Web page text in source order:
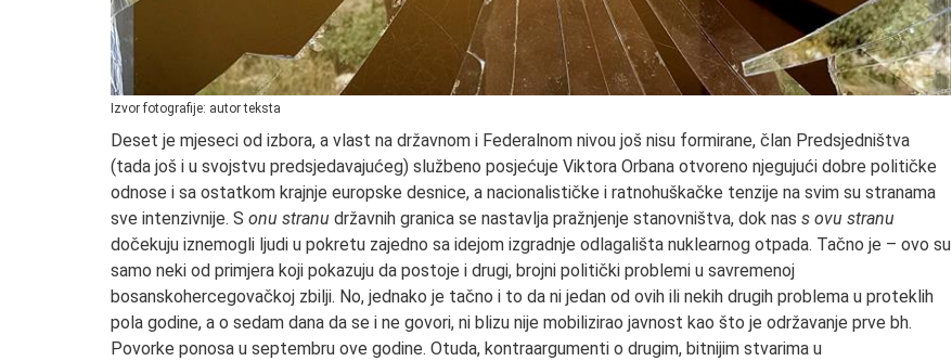
Izvor fotografije: autor teksta
Deset je mjeseci od izbora, a vlast na državnom i Federalnom nivou još nisu formirane, član Predsjedništva
(tada još i u svojstvu predsjedavajućeg) službeno posjećuje Viktora Orbana otvoreno njegujući dobre političke
odnose i sa ostatkom krajnje europske desnice, a nacionalističke i ratnohuškačke tenzije na svim su stranama
sve intenzivnije. S onu stranu državnih granica se nastavlja pražnjenje stanovništva, dok nas s ovu stranu
dočekuju iznemogli ljudi u pokretu zajedno sa idejom izgradnje odlagališta nuklearnog otpada. Tačno je – ovo su
samo neki od primjera koji pokazuju da postoje i drugi, brojni politički problemi u savremenoj
bosanskohercegovačkoj zbilji. No, jednako je tačno i to da ni jedan od ovih ili nekih drugih problema u proteklih
pola godine, a o sedam dana da se i ne govori, ni blizu nije mobilizirao javnost kao što je održavanje prve bh.
Povorke ponosa u septembru ove godine. Otuda, kontraargumenti o drugim, bitnijim stvarima u